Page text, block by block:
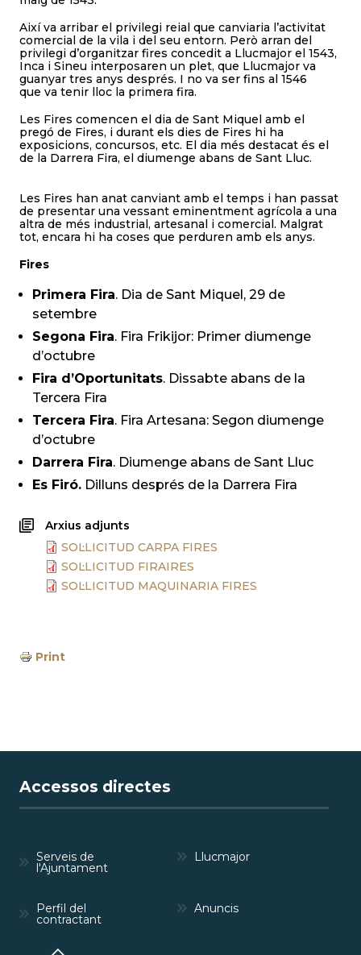
Així va arribar el privilegi reial que canviaria l’activitat
comercial de la vila i del seu entorn. Però arran del
privilegi d’organitzar fires concedit a Llucmajor el 1543,
Inca i Sineu interposaren un plet, que Llucmajor va
guanyar tres anys després. I no va ser fins al 1546
que va tenir lloc la primera fira.
Les Fires comencen el dia de Sant Miquel amb el
pregó de Fires, i durant els dies de Fires hi ha
exposicions, concursos, etc. El dia més destacat és el
de la Darrera Fira, el diumenge abans de Sant Lluc.
Les Fires han anat canviant amb el temps i han passat
de presentar una vessant eminentment agrícola a una
altra de més industrial, artesanal i comercial. Malgrat
tot, encara hi ha coses que perduren amb els anys.
Fires
Primera Fira. Dia de Sant Miquel, 29 de
setembre
Segona Fira. Fira Frikijor: Primer diumenge
d’octubre
Fira d’Oportunitats. Dissabte abans de la
Tercera Fira
Tercera Fira. Fira Artesana: Segon diumenge
d’octubre
Darrera Fira. Diumenge abans de Sant Lluc
Es Firó. Dilluns després de la Darrera Fira
Arxius adjunts
SOL·LICITUD CARPA FIRES
SOL·LICITUD FIRAIRES
SOL·LICITUD MAQUINARIA FIRES
Print
Accessos directes
Serveis de
l'Ajuntament
Llucmajor
Perfil del
contractant
Anuncis